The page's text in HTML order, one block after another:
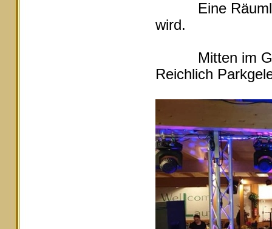
Eine
wird.
Mitten im
Reichlich